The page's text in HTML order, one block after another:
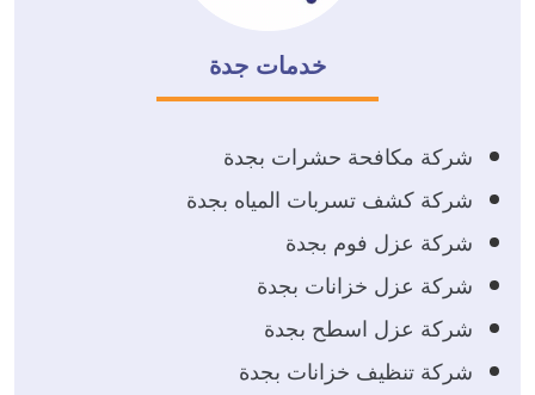
خدمات جدة
شركة مكافحة حشرات بجدة
شركة كشف تسربات المياه بجدة
شركة عزل فوم بجدة
شركة عزل خزانات بجدة
شركة عزل اسطح بجدة
شركة تنظيف خزانات بجدة